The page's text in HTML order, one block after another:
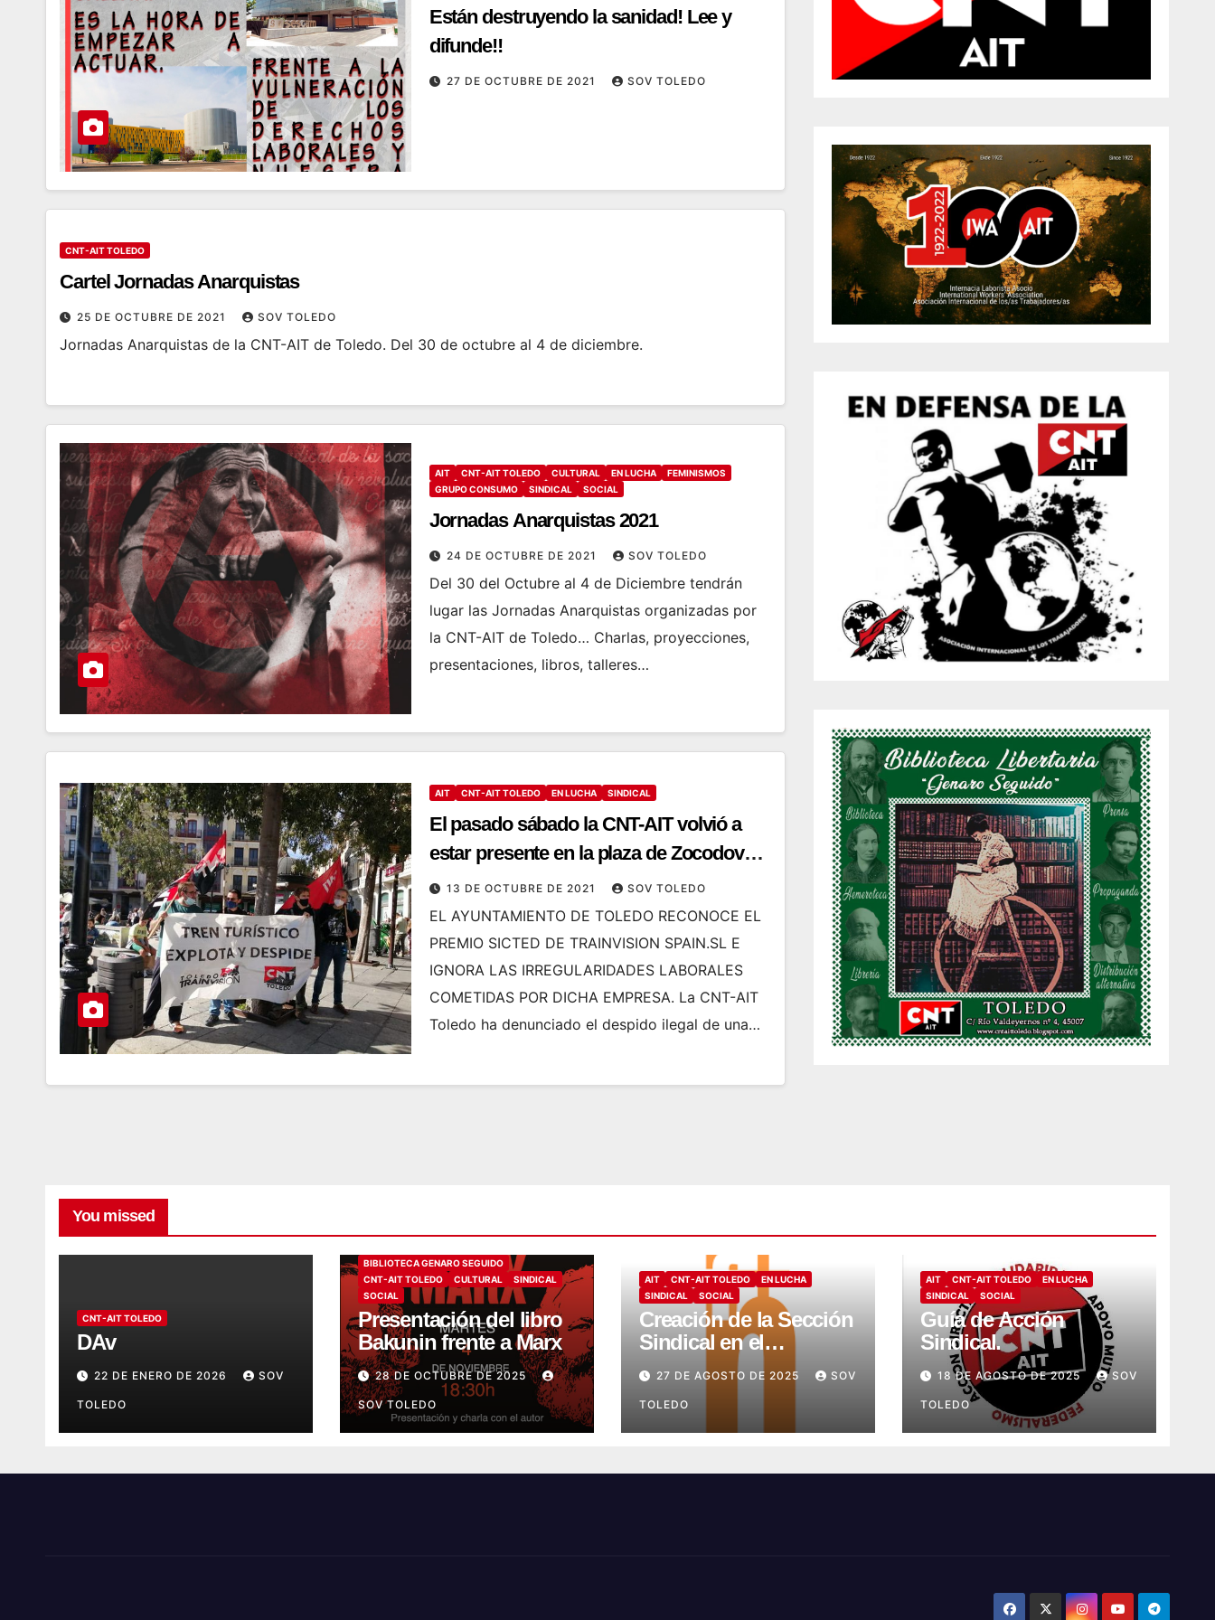
Están destruyendo la sanidad! Lee y
difunde!!
27 DE OCTUBRE DE 2021 SOV TOLEDO
CNT-AIT TOLEDO
Cartel Jornadas Anarquistas
25 DE OCTUBRE DE 2021 SOV TOLEDO
Jornadas Anarquistas de la CNT-AIT de Toledo. Del 30 de octubre al 4 de diciembre.
AIT CNT-AIT TOLEDO CULTURAL EN LUCHA
FEMINISMOS
GRUPO CONSUMO
SINDICAL SOCIAL
Jornadas Anarquistas 2021
24 DE OCTUBRE DE 2021 SOV TOLEDO
Del 30 del Octubre al 4 de Diciembre tendrán
lugar las Jornadas Anarquistas organizadas por
la CNT-AIT de Toledo… Charlas, proyecciones,
presentaciones, libros, talleres…
AIT CNT-AIT TOLEDO EN LUCHA SINDICAL
El pasado sábado la CNT-AIT volvió a
estar presente en la plaza de Zocodover
luchando por el conflicto con Trainvision
y denunciando la complicidad del
Ayuntamiento de Toledo.
13 DE OCTUBRE DE 2021 SOV TOLEDO
EL AYUNTAMIENTO DE TOLEDO RECONOCE EL
PREMIO SICTED DE TRAINVISION SPAIN.SL E
IGNORA LAS IRREGULARIDADES LABORALES
COMETIDAS POR DICHA EMPRESA. La CNT-AIT
Toledo ha denunciado el despido ilegal de una…
You missed
CNT-AIT TOLEDO
DAv
22 DE ENERO DE 2026 SOV
TOLEDO
BIBLIOTECA GENARO SEGUIDO
CNT-AIT TOLEDO
CULTURAL
SINDICAL
SOCIAL
Presentación del libro
Bakunin frente a Marx
28 DE OCTUBRE DE 2025
SOV TOLEDO
AIT CNT-AIT TOLEDO
EN LUCHA
SINDICAL
SOCIAL
Creación de la Sección
Sindical en el
Monasterio Asistencial
de Montesión –
Fundación Summa
Humanitate
27 DE AGOSTO DE 2025 SOV
TOLEDO
AIT CNT-AIT TOLEDO
EN LUCHA
SINDICAL
SOCIAL
Guía de Acción
Sindical.
18 DE AGOSTO DE 2025 SOV
TOLEDO